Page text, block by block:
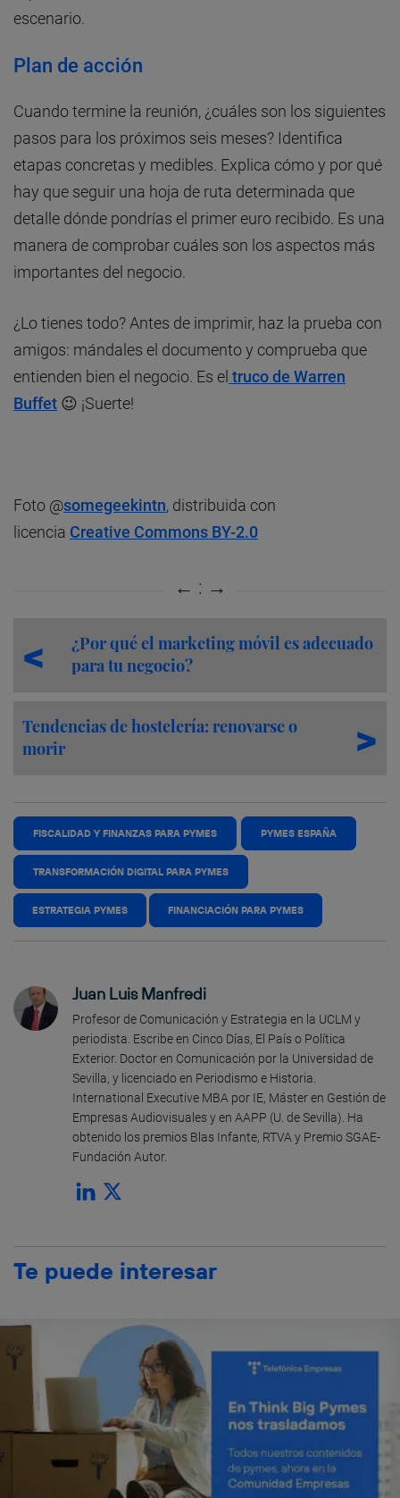
escenario.
Plan de acción
Cuando termine la reunión, ¿cuáles son los siguientes
pasos para los próximos seis meses? Identifica
etapas concretas y medibles. Explica cómo y por qué
hay que seguir una hoja de ruta determinada que
detalle dónde pondrías el primer euro recibido. Es una
manera de comprobar cuáles son los aspectos más
importantes del negocio.
¿Lo tienes todo? Antes de imprimir, haz la prueba con
amigos: mándales el documento y comprueba que
entienden bien el negocio. Es el truco de Warren
Buffet 😉 ¡Suerte!
Foto @somegeekintn, distribuida con
licencia Creative Commons BY-2.0
¿Por qué el marketing móvil es adecuado
para tu negocio?
Tendencias de hostelería: renovarse o
morir
FISCALIDAD Y FINANZAS PARA PYMES PYMES ESPAÑA
TRANSFORMACIÓN DIGITAL PARA PYMES
ESTRATEGIA PYMES FINANCIACIÓN PARA PYMES
Juan Luis Manfredi
Profesor de Comunicación y Estrategia en la UCLM y
periodista. Escribe en Cinco Días, El País o Política
Exterior. Doctor en Comunicación por la Universidad de
Sevilla, y licenciado en Periodismo e Historia.
International Executive MBA por IE, Máster en Gestión de
Empresas Audiovisuales y en AAPP (U. de Sevilla). Ha
obtenido los premios Blas Infante, RTVA y Premio SGAE-
Fundación Autor.
Te puede interesar